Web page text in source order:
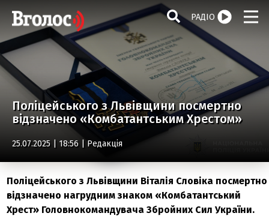
РАДІО
Поліцейського з Львівщини посмертно
відзначено «Комбатантським Хрестом»
25.07.2025 | 18:56 | Редакція
Поліцейського з Львівщини Віталія Словіка посмертно
відзначено нагрудним знаком «Комбатантський
Хрест» Головнокомандувача Збройних Сил України.